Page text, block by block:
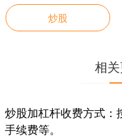
炒股
相
炒股加杠杆收费方式：
手续费等。